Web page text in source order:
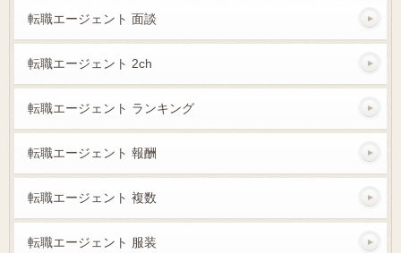
転職エージェント 面談
転職エージェント 2ch
転職エージェント ランキング
転職エージェント 報酬
転職エージェント 複数
転職エージェント 服装